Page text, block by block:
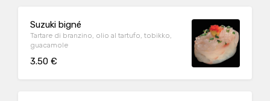
Suzuki bigné
Tartare di branzino, olio al tartufo, tobikko,
guacamole
3.50 €